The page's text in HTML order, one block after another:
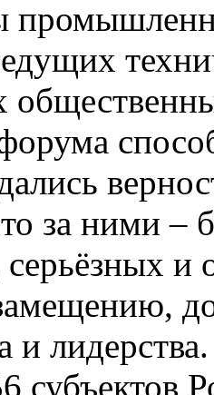
за ними –
и
и
субъектов